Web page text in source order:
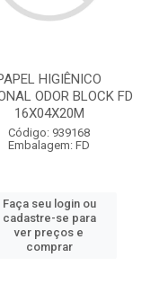
HIGIÊNICO
ODOR BLOCK FD
16X04X20M
Código: 939168
Embalagem: FD
Faça seu login ou
cadastre-se para
ver preços e
comprar